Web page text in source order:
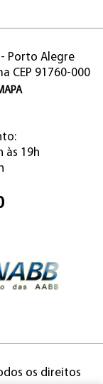
Porto Alegre
CEP 91760-000
às 19h
os direitos